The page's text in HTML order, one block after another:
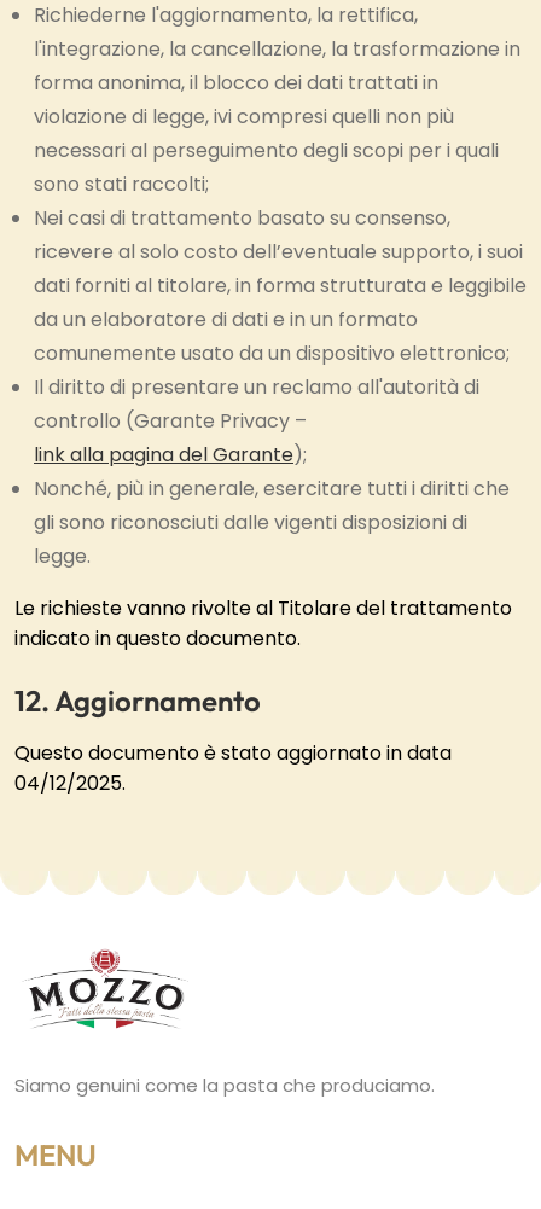
Richiederne l'aggiornamento, la rettifica,
l'integrazione, la cancellazione, la trasformazione in
forma anonima, il blocco dei dati trattati in
violazione di legge, ivi compresi quelli non più
necessari al perseguimento degli scopi per i quali
sono stati raccolti;
Nei casi di trattamento basato su consenso,
ricevere al solo costo dell’eventuale supporto, i suoi
dati forniti al titolare, in forma strutturata e leggibile
da un elaboratore di dati e in un formato
comunemente usato da un dispositivo elettronico;
Il diritto di presentare un reclamo all'autorità di
controllo (Garante Privacy –
link alla pagina del Garante);
Nonché, più in generale, esercitare tutti i diritti che
gli sono riconosciuti dalle vigenti disposizioni di
legge.
Le richieste vanno rivolte al Titolare del trattamento
indicato in questo documento.
Aggiornamento
Questo documento è stato aggiornato in data
04/12/2025.
Siamo genuini come la pasta che produciamo.
MENU